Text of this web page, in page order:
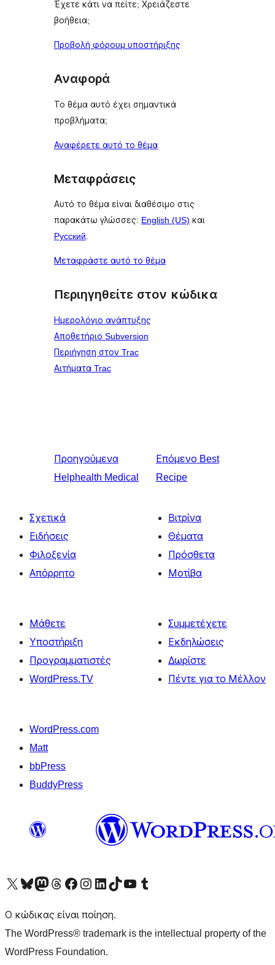
Έχετε κάτι να πείτε; Χρειάζεστε
βοήθεια;
Προβολή φόρουμ υποστήριξης
Αναφορά
Το θέμα αυτό έχει σημαντικά
προβλήματα;
Αναφέρετε αυτό το θέμα
Μεταφράσεις
Αυτό το θέμα είναι διαθέσιμο στις
παρακάτω γλώσσες: English (US) και
Русский.
Μεταφράστε αυτό το θέμα
Περιηγηθείτε στον κώδικα
Ημερολόγιο ανάπτυξης
Αποθετήριο Subversion
Περιήγηση στον Trac
Αιτήματα Trac
Προηγούμενα
Helphealth Medical
Επόμενο Best
Recipe
Σχετικά
Ειδήσεις
Φιλοξενία
Απόρρητο
Βιτρίνα
Θέματα
Πρόσθετα
Μοτίβα
Μάθετε
Υποστήριξη
Προγραμματιστές
WordPress.TV
Συμμετέχετε
Εκδηλώσεις
Δωρίστε
Πέντε για το Μέλλον
WordPress.com
Matt
bbPress
BuddyPress
Visit our X (formerly Twitter) account
Visit our Bluesky account
Επισκεφθείτε τον λογαριασμό μας στο Mastodon
Visit our Threads account
Επισκεφτείτε τη σελίδα μας στο Facebook
Επισκεφθείτε τον λογαριασμό μας Instagram
Επισκεφθείτε τον λογαριασμό μας LinkedIn
Visit our TikTok account
Visit our YouTube channel
Visit our Tumblr account
Ο κώδικας είναι ποίηση.
The WordPress® trademark is the intellectual property of the
WordPress Foundation.